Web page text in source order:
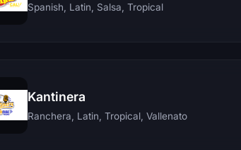
Spanish, Latin, Salsa, Tropical
Kantinera
Ranchera, Latin, Tropical, Vallenato